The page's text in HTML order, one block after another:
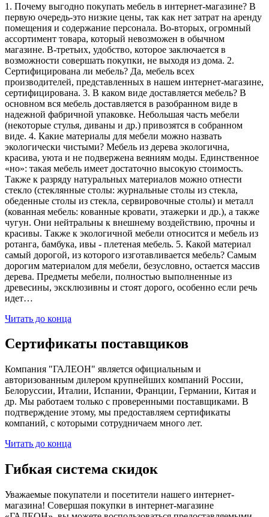
1. Почему выгодно покупать мебель в интернет-магазине? В
первую очередь-это низкие цены, так как нет затрат на аренду
помещения и содержание персонала. Во-вторых, огромный
ассортимент товара, который невозможен в обычном
магазине. В-третьих, удобство, которое заключается в
возможности совершать покупки, не выходя из дома. 2.
Сертифицирована ли мебель? Да, мебель всех
производителей, представленных в нашем интернет-магазине,
сертифицирована. 3. В каком виде доставляется мебель? В
основном вся мебель доставляется в разобранном виде в
надежной фабричной упаковке. Небольшая часть мебели
(некоторые стулья, диваны и др.) привозятся в собранном
виде. 4. Какие материалы для мебели можно назвать
экологически чистыми? Мебель из дерева экологична,
красива, уюта и не подвержена веяниям моды. Единственное
«но»: такая мебель имеет достаточно высокую стоимость.
Также к разряду натуральных материалов можно отнести
стекло (стеклянные столы: журнальные столы из стекла,
обеденные столы из стекла, сервировочные столы) и металл
(кованная мебель: кованные кровати, этажерки и др.), а также
чугун. Они нейтральны к внешнему воздействию, прочны и
красивы. Также к экологичной мебели относится и мебель из
ротанга, бамбука, ивы - плетеная мебель. 5. Какой материал
самый дорогой, из которого изготавливается мебель? Самым
дорогим материалом для мебели, безусловно, остается массив
дерева. Предметы мебели, полностью выполненные из
древесины, эксклюзивны и стоят дорого, особенно если речь
идет…
Читать до конца
Сертификаты поставщиков
Компания "ГАЛЕОН" является официальным и
авторизованным дилером крупнейших компаний России,
Белоруссии, Италии, Испании, Франции, Германии, Китая и
др. Мы работаем только с проверенными поставщиками. В
подтверждение этому, мы предоставляем сертификаты
компаний, с которыми сотрудничаем много лет.
Читать до конца
Гибкая система скидок
Уважаемые покупатели и посетители нашего интернет-
магазина! Совершая покупки в интернет-магазине